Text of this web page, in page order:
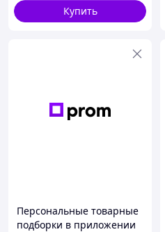
Купить
Персональные товарные
подборки в приложении